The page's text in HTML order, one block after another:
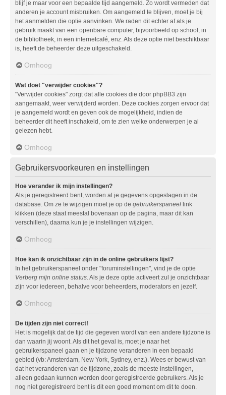
blijf je maar voor een bepaalde tijd aangemeld. Zo wordt vermeden dat
anderen je account misbruiken. Om aangemeld te blijven, moet je bij
het aanmelden die optie aanvinken. We raden dit echter af als je
gebruik maakt van een openbare computer, bijvoorbeeld op school, in
de bibliotheek, in een internetcafé, enz. Als deze optie niet beschikbaar
is, heeft de beheerder deze uitgeschakeld.
Omhoog
Wat doet "verwijder cookies"?
"Verwijder cookies" zorgt dat alle cookies die door phpBB3 zijn
aangemaakt, weer verwijderd worden. Deze cookies zorgen ervoor dat
je aangemeld wordt en geven ook de mogelijkheid, indien de
beheerder dit heeft inschakeld, om te zien welke onderwerpen je al
gelezen hebt.
Omhoog
Gebruikersvoorkeuren en instellingen
Hoe verander ik mijn instellingen?
Als je geregistreerd bent, worden al je gegevens opgeslagen in de
database. Om ze te wijzigen moet je op de gebruikerspaneel link
klikken (deze staat meestal bovenaan op de pagina, maar dit kan
verschillen), daarna kun je je instellingen wijzigen.
Omhoog
Hoe kan ik onzichtbaar zijn in de online gebruikers lijst?
In het gebruikerspaneel onder "foruminstellingen", vind je de optie
Verberg mijn online status . Als je deze optie activeert zul je onzichtbaar
zijn voor iedereen, behalve voor beheerders, moderators en jezelf.
Omhoog
De tijden zijn niet correct!
Het is mogelijk dat de tijd die gegeven wordt van een andere tijdzone is
dan waarin jij woont. Als dit het geval is, moet je naar het
gebruikerspaneel gaan en je tijdzone veranderen in een bepaald
gebied (vb: Amsterdam, New York, Sydney, enz.). Wees er bewust van
dat het veranderen van de tijdzone, zoals de meeste instellingen,
alleen gedaan kunnen worden door geregistreerde gebruikers. Als je
nog niet geregistreerd bent is dit een goed moment om dit te doen.